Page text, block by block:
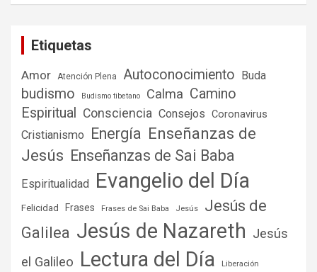
Etiquetas
Amor Atención Plena Autoconocimiento Buda
budismo Budismo tibetano Calma Camino
Espiritual
Consciencia Consejos Coronavirus
Cristianismo Energía Enseñanzas de
Jesús Enseñanzas de Sai Baba
Espiritualidad Evangelio del Día
Felicidad Frases Frases de Sai Baba Jesús
Jesús de
Galilea Jesús de Nazareth Jesús
el Galileo Lectura del Día Liberación